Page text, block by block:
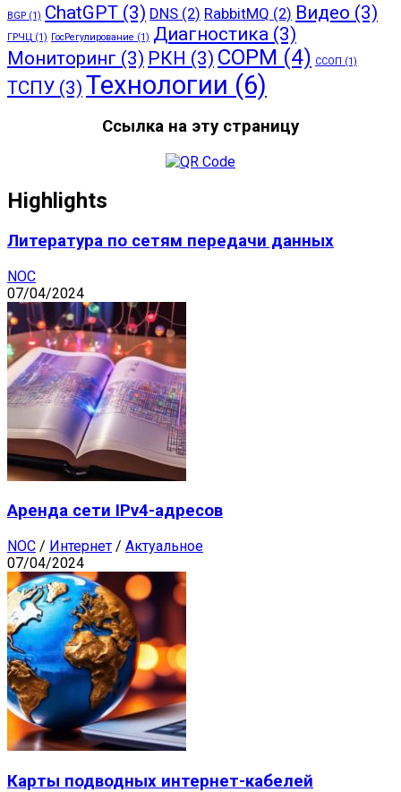
BGP (1) ChatGPT (3) DNS (2) RabbitMQ (2) Видео (3)
ГРЧЦ (1) ГосРегулирование (1) Диагностика (3)
Мониторинг (3) РКН (3) СОРМ (4) ССОП (1)
ТСПУ (3) Технологии (6)
Ссылка на эту страницу
Highlights
Литература по сетям передачи данных
NOC
07/04/2024
Аренда сети IPv4-адресов
NOC / Интернет / Актуальное
07/04/2024
Карты подводных интернет-кабелей